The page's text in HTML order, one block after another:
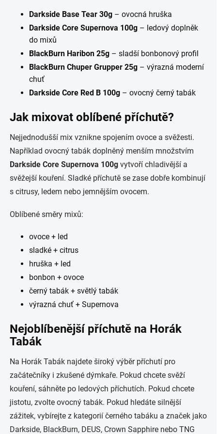
Darkside Base Tear 30g – ovocná hruška
Darkside Core Supernova 100g – ledový doplněk
do mixů
BlackBurn Haribon 25g – sladší bonbonový profil
BlackBurn Chuper Grupper 25g – výrazná moderní
chuť
Darkside Core Red B 100g – ovocný černý tabák
Jak mixovat oblíbené příchutě?
Nejjednodušší mix vznikne spojením ovoce a svěžesti.
Například ovocný tabák doplněný menším množstvím
Darkside Core Supernova 100g vytvoří chladivější a
svěžejší kouření. Sladké příchutě se zase dobře kombinují
s citrusy, ledem nebo jemnějším ovocem.
Oblíbené směry mixů:
ovoce + led
sladké + citrus
hruška + led
bonbon + ovoce
černý tabák + světlý tabák
výrazná chuť + Supernova
Nejoblíbenější příchutě na Horák
Tabák
Na Horák Tabák najdete široký výběr příchutí pro
začátečníky i zkušené dýmkaře. Pokud chcete svěží
kouření, sáhněte po ledových příchutích. Pokud chcete
jistotu, zvolte ovocný tabák. Pokud hledáte silnější
zážitek, vybírejte z kategorií černého tabáku a značek jako
Darkside, BlackBurn, DEUS, Crown Sapphire nebo TNG